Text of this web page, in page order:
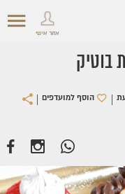
אזור אישי
| הוסף למועדפים |